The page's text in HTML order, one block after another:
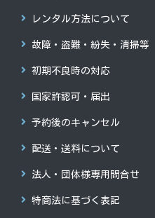
レンタル方法について
故障・盗難・紛失・清掃等
初期不良時の対応
国家許認可・届出
予約後のキャンセル
配送・送料について
法人・団体様専用問合せ
特商法に基づく表記